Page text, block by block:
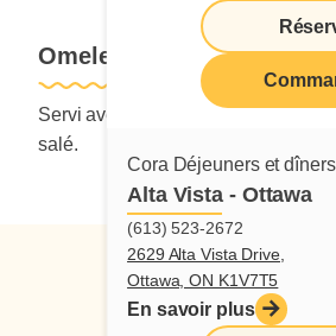
Cora Déjeuners et dîners
Alta Vista - Ottawa
(613) 523-2672
2629 Alta Vista Drive,
Ottawa, ON K1V7T5
En savoir plus
Omelette lève-tôt
Servi avec pommes de terre
salé.